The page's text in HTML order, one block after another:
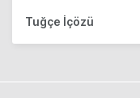
Tuğçe İçözü